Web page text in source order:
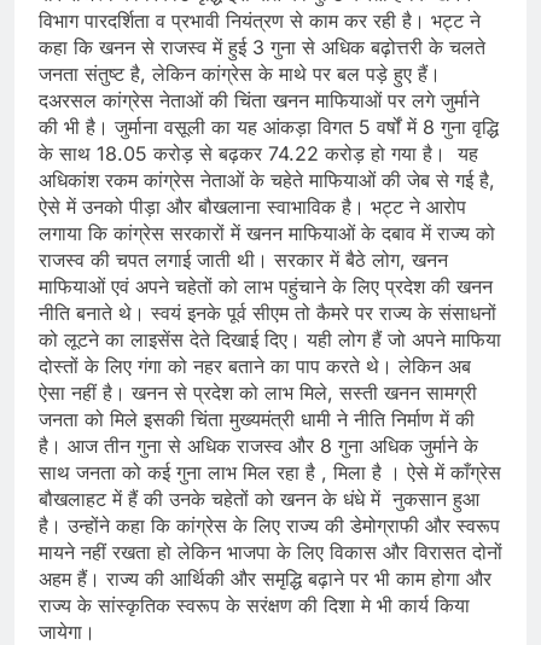
विभाग पारदर्शिता व प्रभावी नियंत्रण से काम कर रही है। भट्ट ने
कहा कि खनन से राजस्व में हुई 3 गुना से अधिक बढ़ोत्तरी के चलते
जनता संतुष्ट है, लेकिन कांग्रेस के माथे पर बल पड़े हुए हैं।
दअरसल कांग्रेस नेताओं की चिंता खनन माफियाओं पर लगे जुर्माने
की भी है। जुर्माना वसूली का यह आंकड़ा विगत 5 वर्षों में 8 गुना वृद्धि
के साथ 18.05 करोड़ से बढ़कर 74.22 करोड़ हो गया है। यह
अधिकांश रकम कांग्रेस नेताओं के चहेते माफियाओं की जेब से गई है,
ऐसे में उनको पीड़ा और बौखलाना स्वाभाविक है। भट्ट ने आरोप
लगाया कि कांग्रेस सरकारों में खनन माफियाओं के दबाव में राज्य को
राजस्व की चपत लगाई जाती थी। सरकार में बैठे लोग, खनन
माफियाओं एवं अपने चहेतों को लाभ पहुंचाने के लिए प्रदेश की खनन
नीति बनाते थे। स्वयं इनके पूर्व सीएम तो कैमरे पर राज्य के संसाधनों
को लूटने का लाइसेंस देते दिखाई दिए। यही लोग हैं जो अपने माफिया
दोस्तों के लिए गंगा को नहर बताने का पाप करते थे। लेकिन अब
ऐसा नहीं है। खनन से प्रदेश को लाभ मिले, सस्ती खनन सामग्री
जनता को मिले इसकी चिंता मुख्यमंत्री धामी ने नीति निर्माण में की
है। आज तीन गुना से अधिक राजस्व और 8 गुना अधिक जुर्माने के
साथ जनता को कई गुना लाभ मिल रहा है , मिला है । ऐसे में काँग्रेस
बौखलाहट में हैं की उनके चहेतों को खनन के धंधे में नुकसान हुआ
है। उन्होंने कहा कि कांग्रेस के लिए राज्य की डेमोग्राफी और स्वरूप
मायने नहीं रखता हो लेकिन भाजपा के लिए विकास और विरासत दोनों
अहम हैं। राज्य की आर्थिकी और समृद्धि बढ़ाने पर भी काम होगा और
राज्य के सांस्कृतिक स्वरूप के सरंक्षण की दिशा मे भी कार्य किया
जायेगा।